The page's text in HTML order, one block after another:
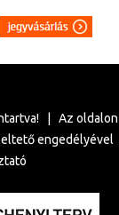
| Az oldalon
engedélyével